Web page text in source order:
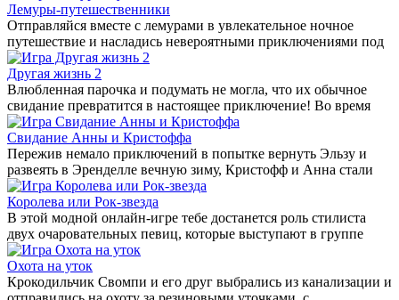
Лемуры-путешественники
Отправляйся вместе с лемурами в увлекательное ночное
путешествие и насладись невероятными приключениями под
Другая жизнь 2
Влюбленная парочка и подумать не могла, что их обычное
свидание превратится в настоящее приключение! Во время
Свидание Анны и Кристоффа
Пережив немало приключений в попытке вернуть Эльзу и
развеять в Эренделле вечную зиму, Кристофф и Анна стали
Королева или Рок-звезда
В этой модной онлайн-игре тебе достанется роль стилиста
двух очаровательных певиц, которые выступают в группе
Охота на уток
Крокодильчик Свомпи и его друг выбрались из канализации и